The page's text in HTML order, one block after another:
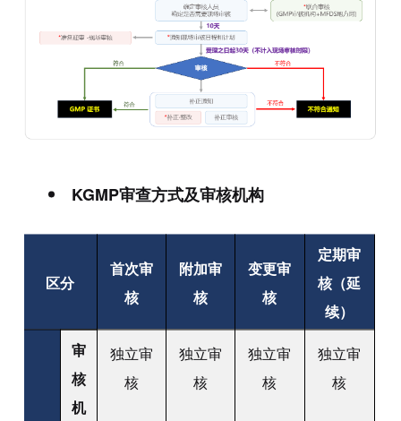
KGMP审查方式及审核机构
区分
首次审
核
附加审
核
变更审
核
定期审
核（延
续）
审
核
机
独立审
核
独立审
核
独立审
核
独立审
核